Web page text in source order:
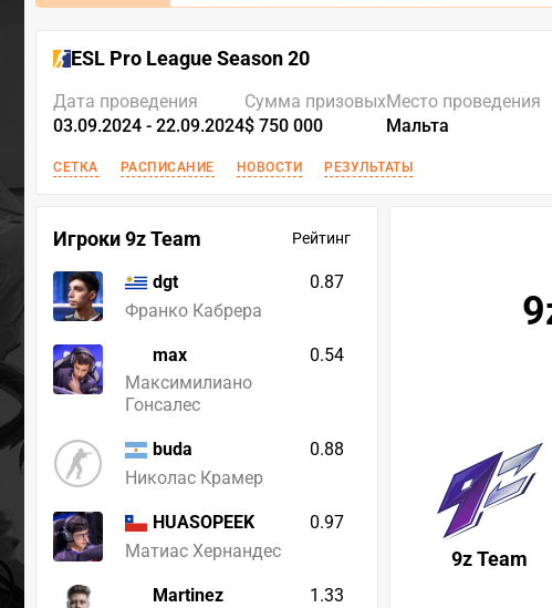
ESL Pro League Season 20
Дата проведения
03.09.2024 - 22.09.2024
Сумма призовых
$ 750 000
Место проведения
Мальта
СЕТКА РАСПИСАНИЕ НОВОСТИ РЕЗУЛЬТАТЫ
Игроки 9z Team Рейтинг
dgt
Франко Кабрера
0.87
max
Максимилиано
Гонсалес
0.54
buda
Николас Крамер
0.88
HUASOPEEK
Матиас Хернандес
0.97
Martinez
1.33
9z Team